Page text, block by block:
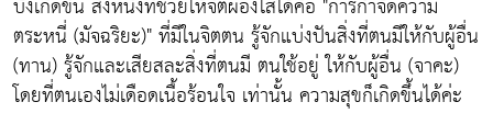
ตระหนี่ (มัจฉริยะ)" ที่มีในจิตตน รู้จักแบ่งปันสิ่งที่ตนมีให้กับผู้อื่น
(ทาน) รู้จักและเสียสละสิ่งที่ตนมี ตนใช้อยู่ ให้กับผู้อื่น (จาคะ)
โดยที่ตนเองไม่เดือดเนื้อร้อนใจ เท่านั้น ความสุขก็เกิดขึ้นได้ค่ะ